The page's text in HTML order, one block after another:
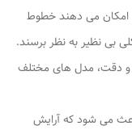
امکان می‌ دهند خطوط
بی‌ نظیر به نظر برسند.
و دقت، مدل های مختلف
می‌ شود که آرایش